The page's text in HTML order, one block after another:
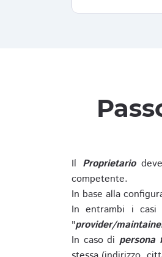
Il Proprietario
competente.
In base alla
In entrambi i
"provider/
In caso dipersona